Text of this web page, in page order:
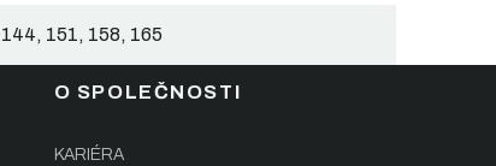
144, 151, 158, 165
O SPOLEČNOSTI
KARIÉRA